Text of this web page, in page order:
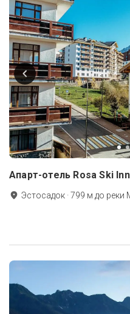
Апарт-отель Rosa Ski
Эстосадок ·799 м до реки